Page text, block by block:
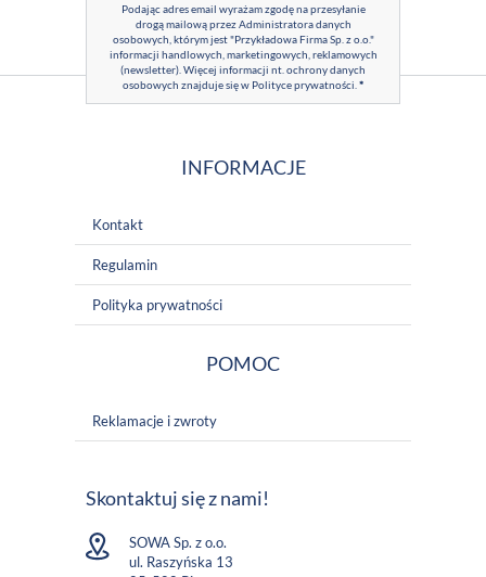
Podając adres email wyrażam zgodę na przesyłanie
drogą mailową przez Administratora danych
osobowych, którym jest "Przykładowa Firma Sp. z o.o."
informacji handlowych, marketingowych, reklamowych
(newsletter). Więcej informacji nt. ochrony danych
osobowych znajduje się w Polityce prywatności *
INFORMACJE
Kontakt
Regulamin
Polityka prywatności
POMOC
Reklamacje i zwroty
Skontaktuj się z nami!
SOWA Sp. z o.o.
ul. Raszyńska 13